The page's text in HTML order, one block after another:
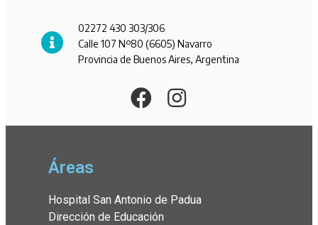
02272 430 303/306
Calle 107 Nº80 (6605) Navarro
Provincia de Buenos Aires, Argentina
Áreas
Hospital San Antonio de Padua
Dirección de Educación